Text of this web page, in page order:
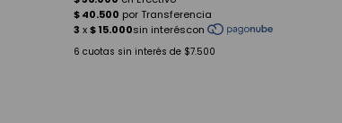
6 cuotas sin interés de $7.500